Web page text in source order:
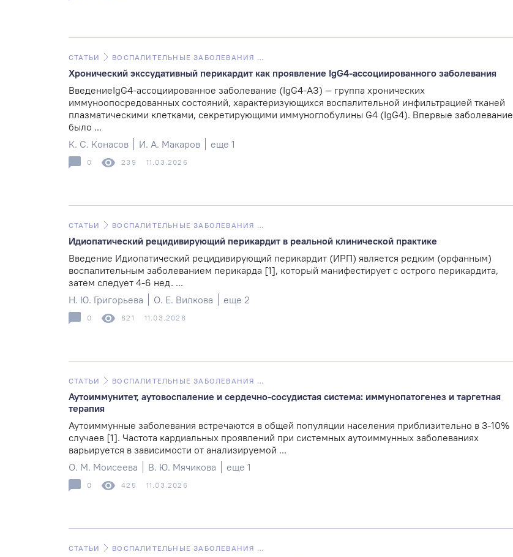
СТАТЬИ ВОСПАЛИТЕЛЬНЫЕ ЗАБОЛЕВАНИЯ СЕРДЦА
Хронический экссудативный перикардит как проявление IgG4-ассоциированного заболевания
ВведениеIgG4-ассоциированное заболевание (IgG4-АЗ) — группа хронических
иммуноопосредованных состояний, характеризующихся воспалительной инфильтрацией тканей
плазматическими клетками, секретирующими иммуноглобулины G4 (IgG4). Впервые заболевание
было ...
К. С. Конасов
И. А. Макаров еще 1
0 239 11.03.2026
СТАТЬИ ВОСПАЛИТЕЛЬНЫЕ ЗАБОЛЕВАНИЯ СЕРДЦА
Идиопатический рецидивирующий перикардит в реальной клинической практике
Введение Идиопатический рецидивирующий перикардит (ИРП) является редким (орфанным)
воспалительным заболеванием перикарда [1], который манифестирует с острого перикардита,
затем следует 4-6 нед. ...
Н. Ю. Григорьева
О. Е. Вилкова еще 2
0 621 11.03.2026
СТАТЬИ ВОСПАЛИТЕЛЬНЫЕ ЗАБОЛЕВАНИЯ СЕРДЦА
Аутоиммунитет, аутовоспаление и сердечно-­сосудистая система: иммунопатогенез и таргетная
терапия
Аутоиммунные заболевания встречаются в общей популяции населения приблизительно в 3-10%
случаев [1]. Частота кардиальных проявлений при системных аутоиммунных заболеваниях
варьируется в зависимости от анализируемой ...
О. М. Моисеева
В. Ю. Мячикова еще 1
0 425 11.03.2026
СТАТЬИ ВОСПАЛИТЕЛЬНЫЕ ЗАБОЛЕВАНИЯ СЕРДЦА